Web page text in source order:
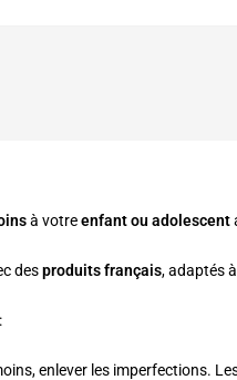
à votreenfant ou adolescent
desproduits français, adaptés
enlever les imperfections.